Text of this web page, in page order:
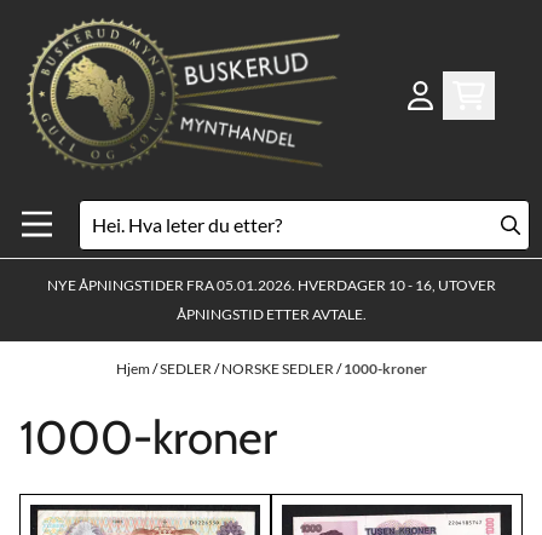
Hopp til innhold
NYE ÅPNINGSTIDER FRA 05.01.2026. HVERDAGER 10 - 16, UTOVER
ÅPNINGSTID ETTER AVTALE.
Hjem/SEDLER/NORSKE SEDLER/1000-kroner
1000-kroner